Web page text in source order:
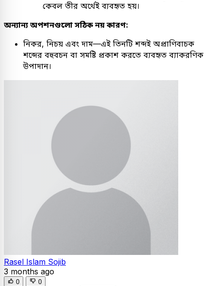
কেবল তীর অর্থেই ব্যবহৃত হয়।
অন্যান্য অপশনগুলো সঠিক নয় কারণ:
নিকর, নিচয় এবং দাম—এই তিনটি শব্দই অপ্রাণিবাচক
শব্দের বহুবচন বা সমষ্টি প্রকাশ করতে ব্যবহৃত ব্যাকরণিক
উপাদান।
Rasel Islam Sojib
3 months ago
0 0